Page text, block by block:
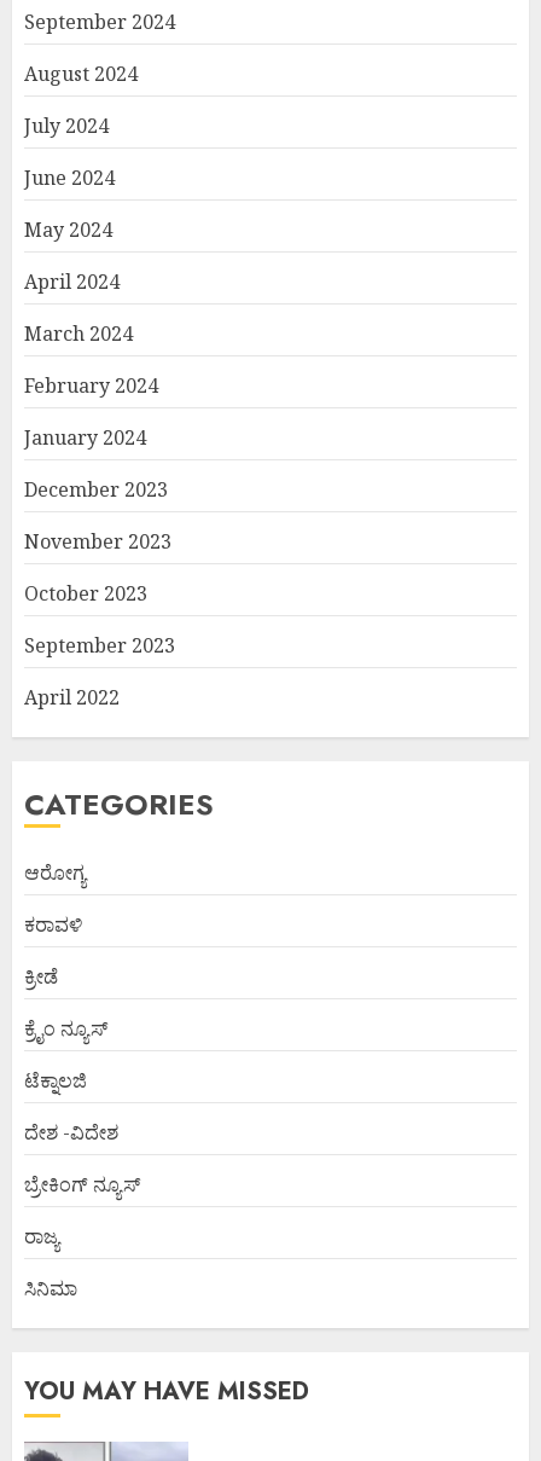
September 2024
August 2024
July 2024
June 2024
May 2024
April 2024
March 2024
February 2024
January 2024
December 2023
November 2023
October 2023
September 2023
April 2022
CATEGORIES
ಆರೋಗ್ಯ
ಕರಾವಳಿ
ಕ್ರೀಡೆ
ಕ್ರೈಂ ನ್ಯೂಸ್
ಟೆಕ್ನಾಲಜಿ
ದೇಶ -ವಿದೇಶ
ಬ್ರೇಕಿಂಗ್ ನ್ಯೂಸ್
ರಾಜ್ಯ
ಸಿನಿಮಾ
YOU MAY HAVE MISSED